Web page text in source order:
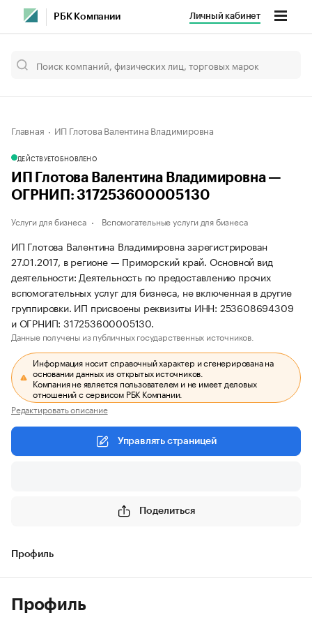
РБК Компании Личный кабинет
Главная ИП Глотова Валентина Владимировна
ДЕЙСТВУЕТОБНОВЛЕНО
ИП Глотова Валентина Владимировна —
ОГРНИП: 317253600005130
Услуги для бизнеса Вспомогательные услуги для бизнеса
ИП Глотова Валентина Владимировна зарегистрирован
27.01.2017, в регионе — Приморский край. Основной вид
деятельности: Деятельность по предоставлению прочих
вспомогательных услуг для бизнеса, не включенная в другие
группировки. ИП присвоены реквизиты ИНН: 253608694309
и ОГРНИП: 317253600005130.
Данные получены из публичных государственных источников.
Информация носит справочный характер и сгенерирована на
основании данных из открытых источников.
Компания не является пользователем и не имеет деловых
отношений с сервисом РБК Компании.
Редактировать описание
Управлять страницей
Поделиться
Профиль
Профиль